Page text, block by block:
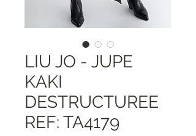
LIU JO - JUPE
KAKI
DESTRUCTUREE
REF: TA4179